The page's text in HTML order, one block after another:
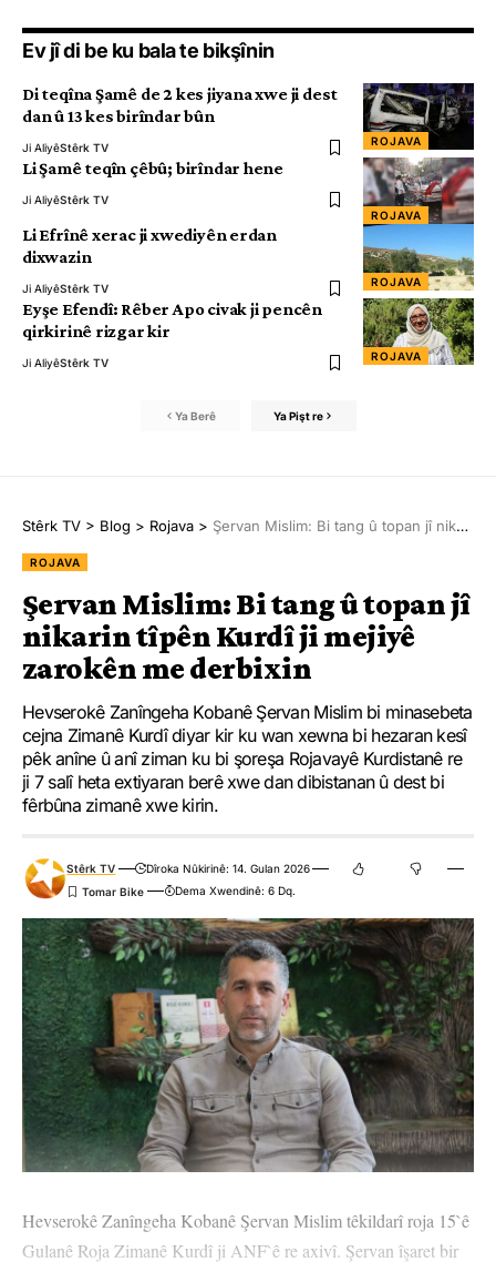
Ev jî di be ku bala te bikşînin
ROJAVA
Di teqîna Şamê de 2 kes jiyana xwe ji dest
dan û 13 kes birîndar bûn
Ji AliyêStêrk TV
ROJAVA
Li Şamê teqîn çêbû; birîndar hene
Ji AliyêStêrk TV
ROJAVA
Li Efrînê xerac ji xwediyên erdan
dixwazin
Ji AliyêStêrk TV
ROJAVA
Eyşe Efendî: Rêber Apo civak ji pencên
qirkirinê rizgar kir
Ji AliyêStêrk TV
Ya Berê Ya Pişt re
Stêrk TV > Blog > Rojava > Şervan Mislim: Bi tang û topan jî nikarin tîpên Kurdî ji mejiyê zarokên me derbixin
ROJAVA
Şervan Mislim: Bi tang û topan jî
nikarin tîpên Kurdî ji mejiyê
zarokên me derbixin
Hevserokê Zanîngeha Kobanê Şervan Mislim bi minasebeta
cejna Zimanê Kurdî diyar kir ku wan xewna bi hezaran kesî
pêk anîne û anî ziman ku bi şoreşa Rojavayê Kurdistanê re
ji 7 salî heta extiyaran berê xwe dan dibistanan û dest bi
fêrbûna zimanê xwe kirin.
Stêrk TV
Dîroka Nûkirinê: 14. Gulan 2026
Dema Xwendinê: 6 Dq.
Hevserokê Zanîngeha Kobanê Şervan Mislim têkildarî roja 15`ê
Gulanê Roja Zimanê Kurdî ji ANF`ê re axivî. Şervan îşaret bir